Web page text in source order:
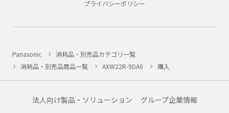
プライバシーポリシー
Panasonic
消耗品・別売品カテゴリ一覧
消耗品・別売品商品一覧
AXW22R-9DA0 購入
法人向け製品・ソリューション グループ企業情報